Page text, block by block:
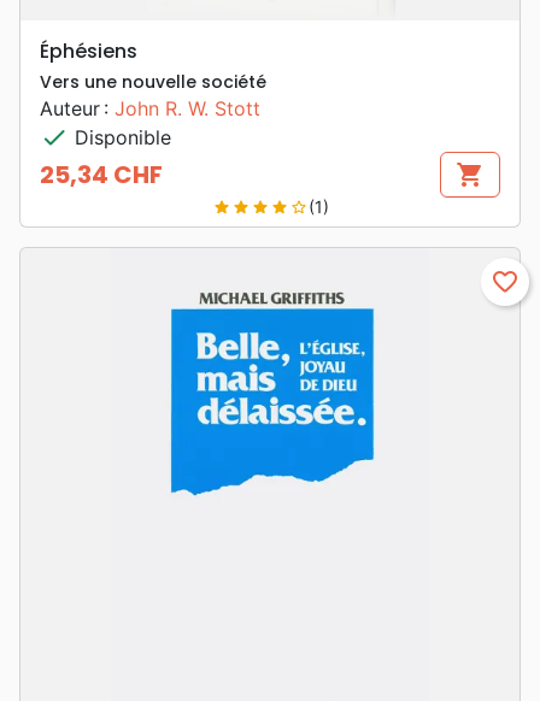
Éphésiens
Vers une nouvelle société
Auteur : John R. W. Stott
check Disponible
Prix
25,34 CHF shopping_cart
star star star star star_border(1)
favorite_border